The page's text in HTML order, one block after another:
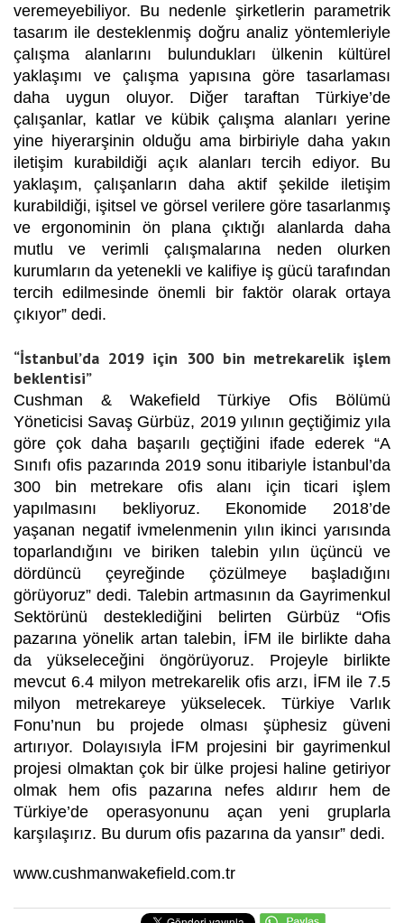
veremeyebiliyor. Bu nedenle şirketlerin parametrik
tasarım ile desteklenmiş doğru analiz yöntemleriyle
çalışma alanlarını bulundukları ülkenin kültürel
yaklaşımı ve çalışma yapısına göre tasarlaması
daha uygun oluyor. Diğer taraftan Türkiye’de
çalışanlar, katlar ve kübik çalışma alanları yerine
yine hiyerarşinin olduğu ama birbiriyle daha yakın
iletişim kurabildiği açık alanları tercih ediyor. Bu
yaklaşım, çalışanların daha aktif şekilde iletişim
kurabildiği, işitsel ve görsel verilere göre tasarlanmış
ve ergonominin ön plana çıktığı alanlarda daha
mutlu ve verimli çalışmalarına neden olurken
kurumların da yetenekli ve kalifiye iş gücü tarafından
tercih edilmesinde önemli bir faktör olarak ortaya
çıkıyor” dedi.
“İstanbul’da 2019 için 300 bin metrekarelik işlem
beklentisi”
Cushman & Wakefield Türkiye Ofis Bölümü
Yöneticisi Savaş Gürbüz, 2019 yılının geçtiğimiz yıla
göre çok daha başarılı geçtiğini ifade ederek “A
Sınıfı ofis pazarında 2019 sonu itibariyle İstanbul’da
300 bin metrekare ofis alanı için ticari işlem
yapılmasını bekliyoruz. Ekonomide 2018’de
yaşanan negatif ivmelenmenin yılın ikinci yarısında
toparlandığını ve biriken talebin yılın üçüncü ve
dördüncü çeyreğinde çözülmeye başladığını
görüyoruz” dedi. Talebin artmasının da Gayrimenkul
Sektörünü desteklediğini belirten Gürbüz “Ofis
pazarına yönelik artan talebin, İFM ile birlikte daha
da yükseleceğini öngörüyoruz. Projeyle birlikte
mevcut 6.4 milyon metrekarelik ofis arzı, İFM ile 7.5
milyon metrekareye yükselecek. Türkiye Varlık
Fonu’nun bu projede olması şüphesiz güveni
artırıyor. Dolayısıyla İFM projesini bir gayrimenkul
projesi olmaktan çok bir ülke projesi haline getiriyor
olmak hem ofis pazarına nefes aldırır hem de
Türkiye’de operasyonunu açan yeni gruplarla
karşılaşırız. Bu durum ofis pazarına da yansır” dedi.
www.cushmanwakefield.com.tr